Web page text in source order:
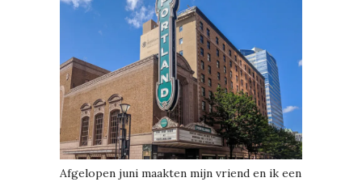
Afgelopen juni maakten mijn vriend en ik een